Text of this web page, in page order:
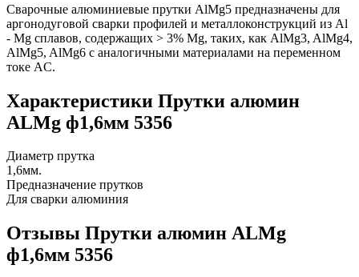
Сварочные алюминиевые прутки AlMg5 предназначены для
аргонодуговой сварки профилей и металлоконструкций из Al
- Mg сплавов, содержащих > 3% Mg, таких, как AlMg3, AlMg4,
AlMg5, AlMg6 с аналогичными материалами на переменном
токе AC.
Характеристики Прутки алюмин
ALMg ф1,6мм 5356
Диаметр прутка
1,6мм.
Предназначение прутков
Для сварки алюминия
Отзывы Прутки алюмин ALMg
ф1,6мм 5356